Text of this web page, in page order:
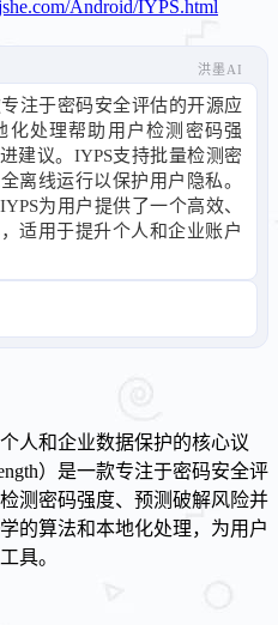
Android/IYPS.html
洪墨AI
注于密码安全评估的开源应
化处理帮助用户检测密码强
建议。IYPS支持批量检测密
离线运行以保护用户隐私。
为用户提供了一个高效、
适用于提升个人和企业账户
人和企业数据保护的核心议
）是一款专注于密码安全评
测密码强度、预测破解风险并
的算法和本地化处理，为用户
具。